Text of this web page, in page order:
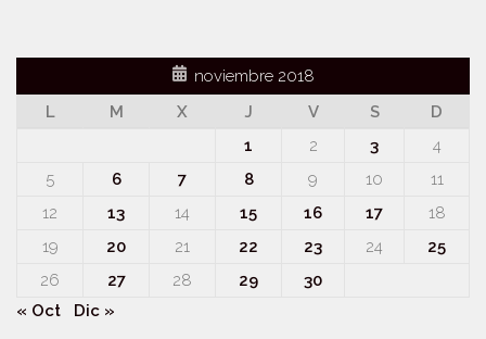
noviembre 2018
L
M X J V S
D
1
2 3
4
5
6 7 8 9 10
11
12
13 14 15 16 17
18
19
20 21 22 23 24
25
26
27 28 29
30
« Oct
Dic »